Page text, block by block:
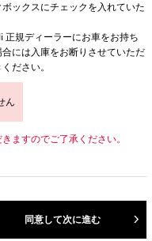
ックスにチェックを入れていた
規ディーラーにお車をお持ち
には入庫をお断りさせていただ
ださい。
ん
ますのでご了承ください。
同意して次に進む